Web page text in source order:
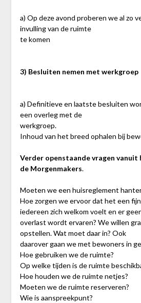
a) Op deze avond proberen we al zo
invulling van de ruimte
te komen
3) Besluiten nemen met werkgroep
a) Definitieve en laatste besluiten
een overleg met de
werkgroep.
Inhoud van het breed ophalen bij
Verder openstaande vragen
de Morgenmakers.
Moeten we een huisreglement
Hoe zorgen we ervoor dat het een
iedereen zich welkom voelt en er
overlast wordt ervaren? We willen
opstellen. Wat moet daar in? Ook
daarover gaan we met bewoners in
Hoe gebruiken we de ruimte?
Op welke tijden is de ruimte
Hoe houden we de ruimte netjes?
Moeten we de ruimte reserveren?
Wie is aanspreekpunt?